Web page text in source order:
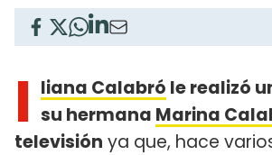
I liana Calabró le realizó
su hermana Marina
televisión ya que, hace